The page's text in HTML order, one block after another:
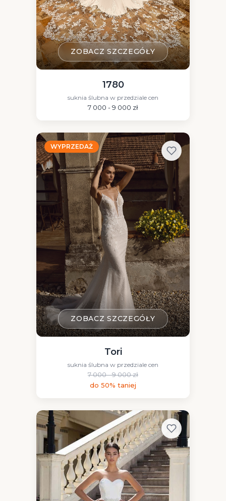
ZOBACZ SZCZEGÓŁY
1780
suknia ślubna w przedziale cen
7 000 - 9 000 zł
WYPRZEDAŻ
ZOBACZ SZCZEGÓŁY
Tori
suknia ślubna w przedziale cen
7 000 - 9 000 zł
do 50% taniej